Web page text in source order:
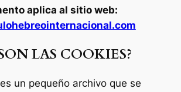
aplica al sitio web:
LAS COOKIES?
un pequeño archivo que se